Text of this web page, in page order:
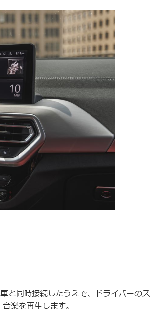
と同時接続したうえで、ドライバーのス
楽を再生します。